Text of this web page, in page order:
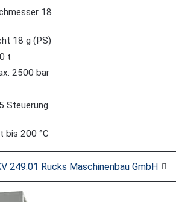
18
18 g (PS)
t
2500 bar
Steuerung
bis 200 °C
249.01 Rucks Maschinenbau GmbH